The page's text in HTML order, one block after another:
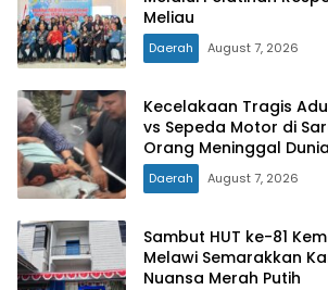
Meliau
Daerah August 7, 2026
Kecelakaan Tragis
vs Sepeda Motor di
Orang Meninggal Dunia
Daerah August 7, 2026
Sambut HUT ke-81
Melawi Semarakkan
Nuansa Merah Putih